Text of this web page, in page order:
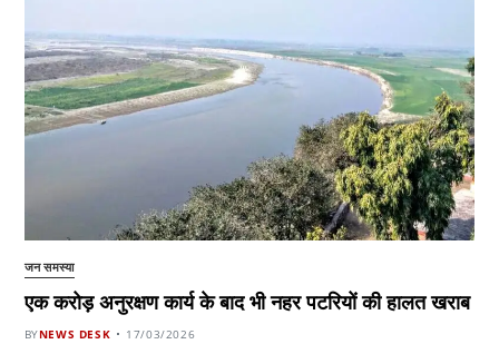
जन समस्या
एक करोड़ अनुरक्षण कार्य के बाद भी नहर पटरियों की हालत खराब
BYNEWS DESK 17/03/2026